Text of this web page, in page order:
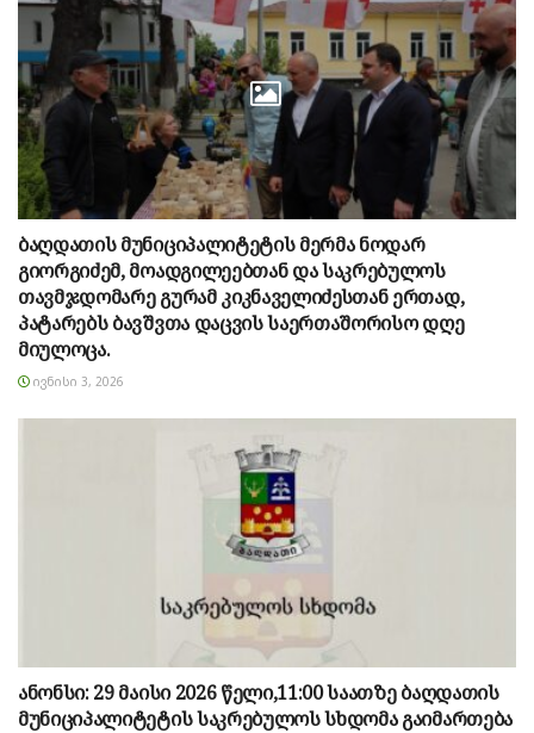
ბაღდათის მუნიციპალიტეტის მერმა ნოდარ
გიორგიძემ, მოადგილეებთან და საკრებულოს
თავმჯდომარე გურამ კიკნაველიძესთან ერთად,
პატარებს ბავშვთა დაცვის საერთაშორისო დღე
მიულოცა.
ᲘᲕᲜᲘᲡᲘ 3, 2026
ანონსი: 29 მაისი 2026 წელი,11:00 საათზე ბაღდათის
მუნიციპალიტეტის საკრებულოს სხდომა გაიმართება